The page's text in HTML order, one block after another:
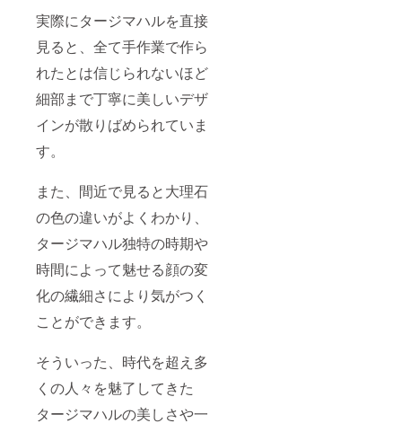
実際にタージマハルを直接
見ると、全て手作業で作ら
れたとは信じられないほど
細部まで丁寧に美しいデザ
インが散りばめられていま
す。
また、間近で見ると大理石
の色の違いがよくわかり、
タージマハル独特の時期や
時間によって魅せる顔の変
化の繊細さにより気がつく
ことができます。
そういった、時代を超え多
くの人々を魅了してきた
タージマハルの美しさや一